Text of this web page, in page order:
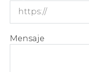
Mensaje